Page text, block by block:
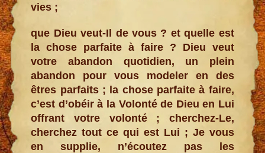
vies ;
que Dieu veut-Il de vous ? et quelle est
la chose parfaite à faire ? Dieu veut
votre abandon quotidien, un plein
abandon pour vous modeler en des
êtres parfaits ; la chose parfaite à faire,
c’est d’obéir à la Volonté de Dieu en Lui
offrant votre volonté ; cherchez-Le,
cherchez tout ce qui est Lui ; Je vous
en supplie, n’écoutez pas les